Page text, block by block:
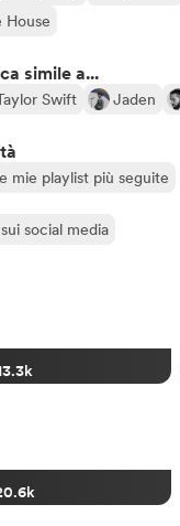
House
simile a...
Swift Jaden
mie playlist più seguite
social media